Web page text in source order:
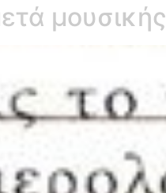
μουσικής